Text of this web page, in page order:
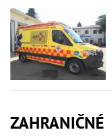
ZAHRANIČNÉ